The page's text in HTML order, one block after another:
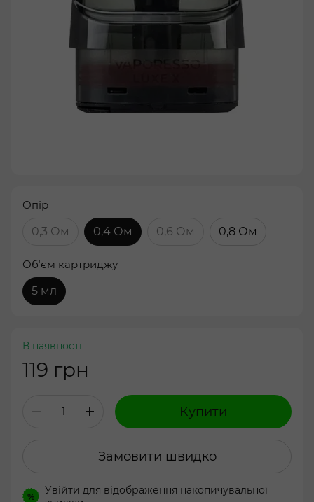
Опір
0,3 Ом
0,4 Ом 0,6 Ом 0,8 Ом
Обʼєм картриджу
5 мл
В наявності
119 грн
Купити
Замовити швидко
% Увійти для відображення накопичувальної